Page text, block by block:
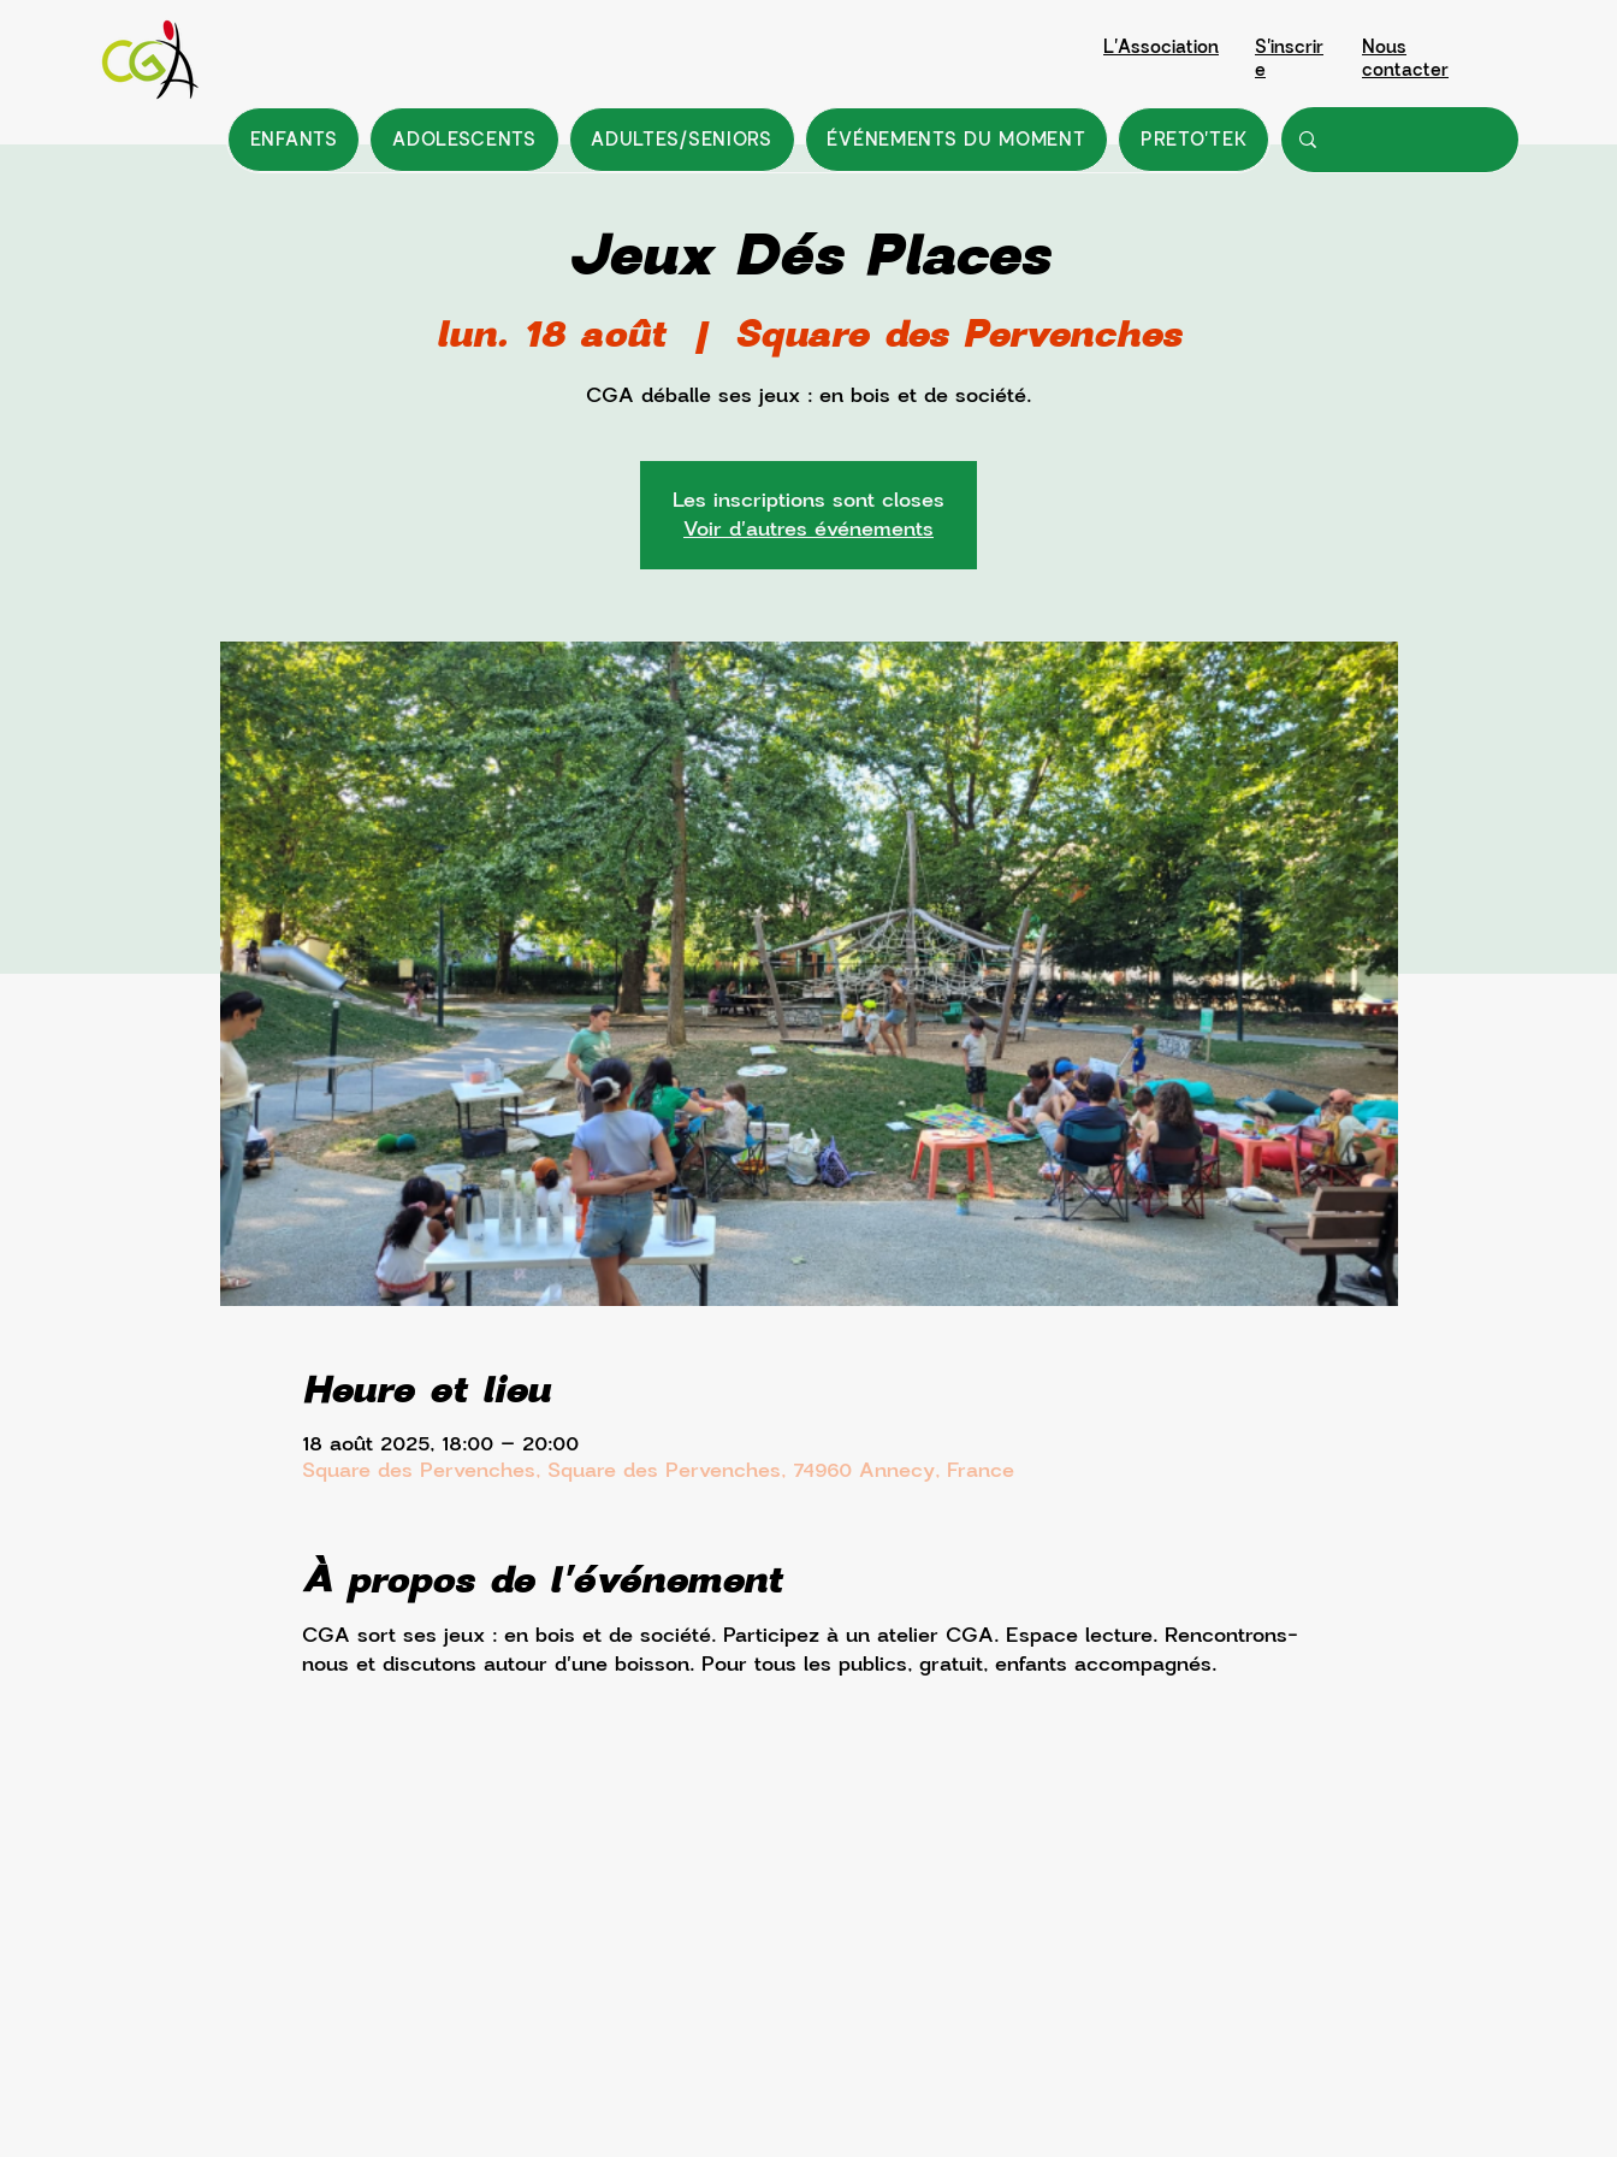
L'Association S'inscrir
e
Nous
contacter
ENFANTS
ADOLESCENTS ADULTES/SENIORS ÉVÉNEMENTS DU MOMENT PRETO'TEK
Jeux Dés Places
lun. 18 août
  |
Square des Pervenches
CGA déballe ses jeux : en bois et de société.
Les inscriptions sont closes
Voir d'autres événements
Heure et lieu
18 août 2025, 18:00 – 20:00
Square des Pervenches, Square des Pervenches, 74960 Annecy, France
À propos de l'événement
CGA sort ses jeux : en bois et de société. Participez à un atelier CGA. Espace lecture. Rencontrons-
nous et discutons autour d'une boisson. Pour tous les publics, gratuit, enfants accompagnés.